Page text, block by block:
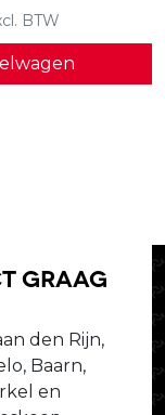
BTW
graag
den Rijn,
Baarn,
en